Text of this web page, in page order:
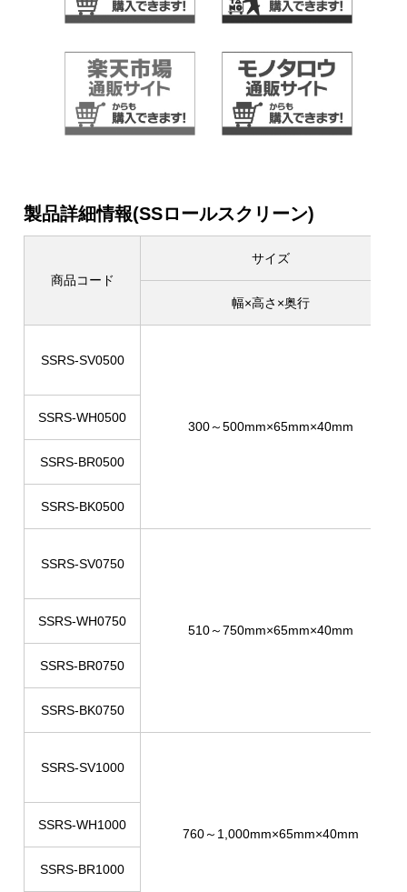
製品詳細情報(SSロールスクリーン)
商品コード
サイズ
幅×高さ×奥行
SSRS-SV0500
300～500mm×65mm×40mm
SSRS-WH0500
SSRS-BR0500
SSRS-BK0500
SSRS-SV0750
510～750mm×65mm×40mm
SSRS-WH0750
SSRS-BR0750
SSRS-BK0750
SSRS-SV1000
760～1,000mm×65mm×40mm
SSRS-WH1000
SSRS-BR1000